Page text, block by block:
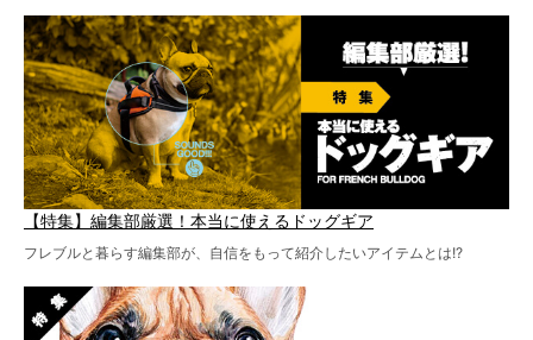
【特集】編集部厳選！本当に使えるドッグギア
フレブルと暮らす編集部が、自信をもって紹介したいアイテムとは!?